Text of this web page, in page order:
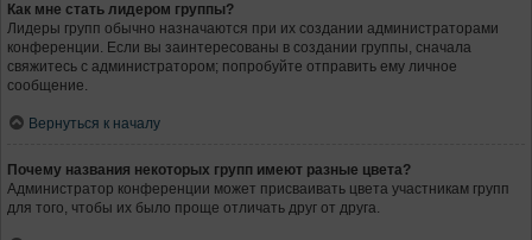
Как мне стать лидером группы?
Лидеры групп обычно назначаются при их создании администраторами
конференции. Если вы заинтересованы в создании группы, сначала
свяжитесь с администратором; попробуйте отправить ему личное
сообщение.
Вернуться к началу
Почему названия некоторых групп имеют разные цвета?
Администратор конференции может присваивать цвета участникам групп
для того, чтобы их было проще отличать друг от друга.